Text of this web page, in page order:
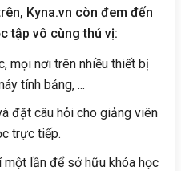
Kyna.vn còn đem đến
tập vô cùng thú vị:
mọi nơi trên nhiều thiết bị
tính bảng, ...
đặt câu hỏi cho giảng viên
trực tiếp.
một lần để sở hữu khóa học